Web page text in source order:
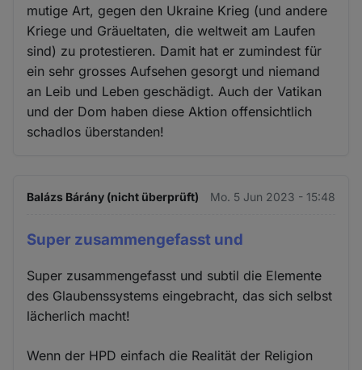
mutige Art, gegen den Ukraine Krieg (und andere
Kriege und Gräueltaten, die weltweit am Laufen
sind) zu protestieren. Damit hat er zumindest für
ein sehr grosses Aufsehen gesorgt und niemand
an Leib und Leben geschädigt. Auch der Vatikan
und der Dom haben diese Aktion offensichtlich
schadlos überstanden!
Balázs Bárány (nicht überprüft) Mo. 5 Jun 2023 - 15:48
Super zusammengefasst und
Super zusammengefasst und subtil die Elemente
des Glaubenssystems eingebracht, das sich selbst
lächerlich macht!
Wenn der HPD einfach die Realität der Religion